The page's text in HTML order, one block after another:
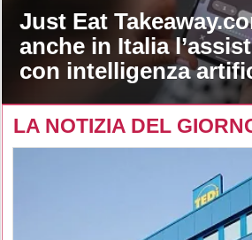
Just Eat
anche in Italia
con intelligenza
LA NOTIZIA DEL